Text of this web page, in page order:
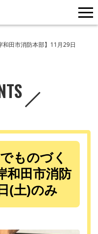
田市消防本部】11月29日
ものづく
和田市消防
(土)のみ